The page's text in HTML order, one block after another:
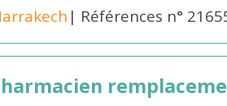
| Références n°